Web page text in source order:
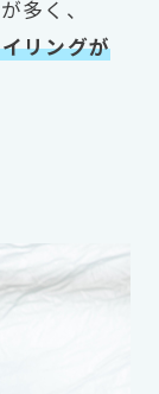
多く、
リングが